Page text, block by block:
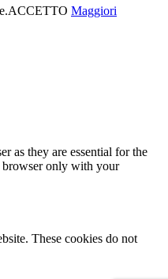
ACCETTO Maggiori
as they are essential for the
browser only with your
These cookies do not